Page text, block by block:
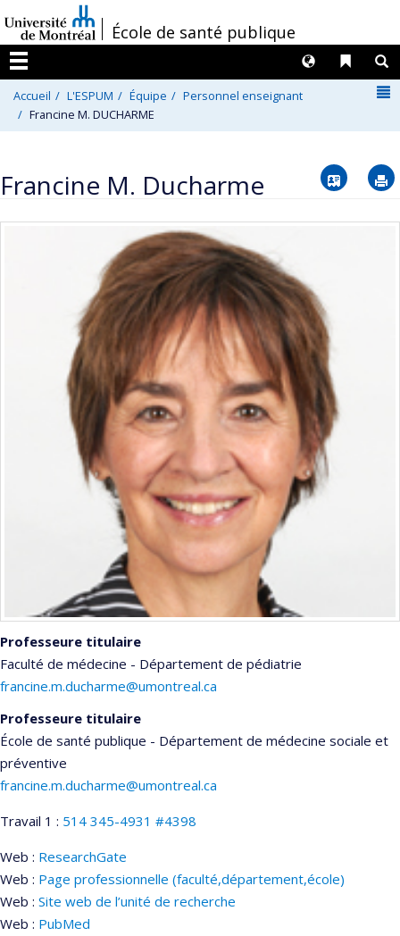
au
contenu
/École de santé publique
Menu
Liens
Langues
Accueil L'ESPUM Équipe
Personnel enseignant
Francine M. DUCHARME
Francine M. Ducharme Vcard
Professeure titulaire
Faculté de médecine - Département de pédiatrie
francine.m.ducharme@umontreal.ca
Professeure titulaire
École de santé publique - Département de médecine sociale et
préventive
francine.m.ducharme@umontreal.ca
Travail 1 : 514 345-4931 #4398
Web : ResearchGate
Web : Page professionnelle (faculté,département,école)
Web : Site web de l’unité de recherche
Web : PubMed